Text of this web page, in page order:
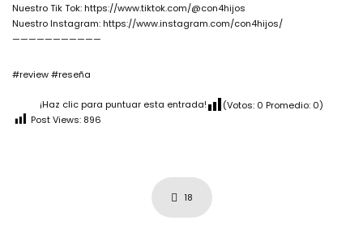
Nuestro Tik Tok: https://www.tiktok.com/@con4hijos
Nuestro Instagram: https://www.instagram.com/con4hijos/
———————————
#review #reseña
¡Haz clic para puntuar esta entrada! (Votos: 0 Promedio: 0)
Post Views: 896
18